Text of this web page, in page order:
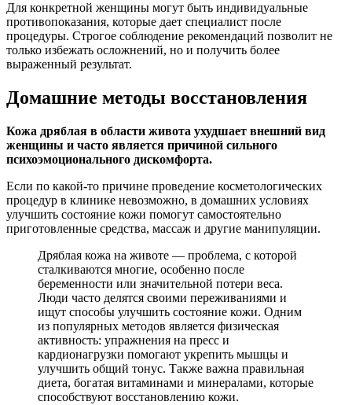
Для конкретной женщины могут быть индивидуальные
противопоказания, которые дает специалист после
процедуры. Строгое соблюдение рекомендаций позволит не
только избежать осложнений, но и получить более
выраженный результат.
Домашние методы восстановления
Кожа дряблая в области живота ухудшает внешний вид
женщины и часто является причиной сильного
психоэмоционального дискомфорта.
Если по какой-то причине проведение косметологических
процедур в клинике невозможно, в домашних условиях
улучшить состояние кожи помогут самостоятельно
приготовленные средства, массаж и другие манипуляции.
Дряблая кожа на животе — проблема, с которой
сталкиваются многие, особенно после
беременности или значительной потери веса.
Люди часто делятся своими переживаниями и
ищут способы улучшить состояние кожи. Одним
из популярных методов является физическая
активность: упражнения на пресс и
кардионагрузки помогают укрепить мышцы и
улучшить общий тонус. Также важна правильная
диета, богатая витаминами и минералами, которые
способствуют восстановлению кожи.